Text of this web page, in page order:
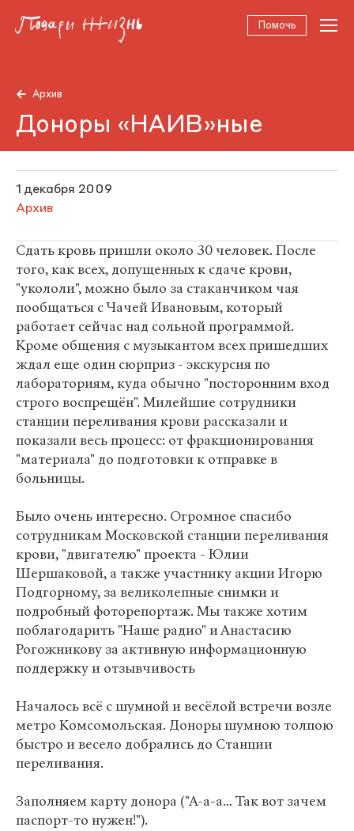
Помочь
Архив
Доноры «НАИВ»ные
1 декабря 2009
Архив
Сдать кровь пришли около 30 человек. После
того, как всех, допущенных к сдаче крови,
"укололи", можно было за стаканчиком чая
пообщаться с Чачей Ивановым, который
работает сейчас над сольной программой.
Кроме общения с музыкантом всех пришедших
ждал еще один сюрприз - экскурсия по
лабораториям, куда обычно "посторонним вход
строго воспрещён". Милейшие сотрудники
станции переливания крови рассказали и
показали весь процесс: от фракционирования
"материала" до подготовки к отправке в
больницы.
Было очень интересно. Огромное спасибо
сотрудникам Московской станции переливания
крови, "двигателю" проекта - Юлии
Шершаковой, а также участнику акции Игорю
Подгорному, за великолепные снимки и
подробный фоторепортаж. Мы также хотим
поблагодарить "Наше радио" и Анастасию
Рогожникову за активную информационную
поддержку и отзывчивость
Началось всё с шумной и весёлой встречи возле
метро Комсомольская. Доноры шумною толпою
быстро и весело добрались до Станции
переливания.
Заполняем карту донора ("А-а-а... Так вот зачем
паспорт-то нужен!").